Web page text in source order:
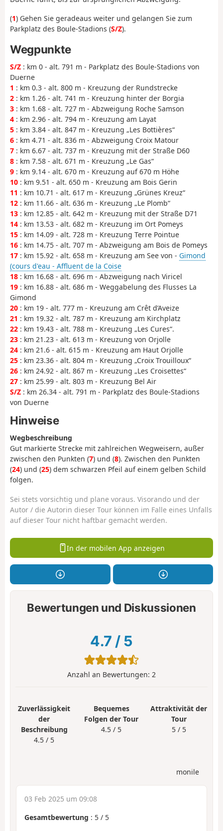
(1) Gehen Sie geradeaus weiter und gelangen Sie zum
Parkplatz des Boule-Stadions (S/Z).
Wegpunkte
S/Z : km 0 - alt. 791 m - Parkplatz des Boule-Stadions von
Duerne
1 : km 0.3 - alt. 800 m - Kreuzung der Rundstrecke
2 : km 1.26 - alt. 741 m - Kreuzung hinter der Borgia
3 : km 1.68 - alt. 727 m - Abzweigung Roche Samson
4 : km 2.96 - alt. 794 m - Kreuzung am Layat
5 : km 3.84 - alt. 847 m - Kreuzung „Les Bottières“
6 : km 4.71 - alt. 836 m - Abzweigung Croix Matour
7 : km 6.67 - alt. 737 m - Kreuzung mit der Straße D60
8 : km 7.58 - alt. 671 m - Kreuzung „Le Gas“
9 : km 9.14 - alt. 670 m - Kreuzung auf 670 m Höhe
10 : km 9.51 - alt. 650 m - Kreuzung am Bois Gerin
11 : km 10.71 - alt. 617 m - Kreuzung „Grünes Kreuz“
12 : km 11.66 - alt. 636 m - Kreuzung „Le Plomb“
13 : km 12.85 - alt. 642 m - Kreuzung mit der Straße D71
14 : km 13.53 - alt. 682 m - Kreuzung im Ort Pomeys
15 : km 14.09 - alt. 728 m - Kreuzung Terre Pointue
16 : km 14.75 - alt. 707 m - Abzweigung am Bois de Pomeys
17 : km 15.92 - alt. 658 m - Kreuzung am See von - Gimond
(cours d'eau - Affluent de la Coise
18 : km 16.68 - alt. 696 m - Abzweigung nach Viricel
19 : km 16.88 - alt. 686 m - Weggabelung des Flusses La
Gimond
20 : km 19 - alt. 777 m - Kreuzung am Crêt d’Aveize
21 : km 19.32 - alt. 787 m - Kreuzung am Kirchplatz
22 : km 19.43 - alt. 788 m - Kreuzung „Les Cures“.
23 : km 21.23 - alt. 613 m - Kreuzung von Orjolle
24 : km 21.6 - alt. 615 m - Kreuzung am Haut Orjolle
25 : km 23.36 - alt. 804 m - Kreuzung „Croix Trouilloux“
26 : km 24.92 - alt. 867 m - Kreuzung „Les Croisettes“
27 : km 25.99 - alt. 803 m - Kreuzung Bel Air
S/Z : km 26.34 - alt. 791 m - Parkplatz des Boule-Stadions
von Duerne
Hinweise
Wegbeschreibung
Gut markierte Strecke mit zahlreichen Wegweisern, außer
zwischen den Punkten (7) und (8). Zwischen den Punkten
(24) und (25) dem schwarzen Pfeil auf einem gelben Schild
folgen.
Sei stets vorsichtig und plane voraus. Visorando und der
Autor / die Autorin dieser Tour können im Falle eines Unfalls
auf dieser Tour nicht haftbar gemacht werden.
In der mobilen App anzeigen
Bewertungen und Diskussionen
4.7 / 5
Anzahl an Bewertungen: 2
Zuverlässigkeit
der
Beschreibung
4.5 / 5
Bequemes
Folgen der Tour
4.5 / 5
Attraktivität der
Tour
5 / 5
monile
03 Feb 2025 um 09:08
Gesamtbewertung : 5 / 5